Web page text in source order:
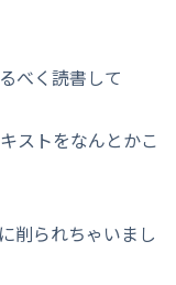
べく読書して
ストをなんとかこ
削られちゃいまし